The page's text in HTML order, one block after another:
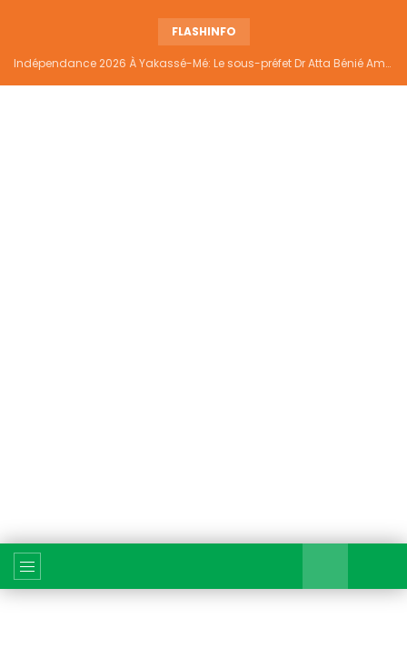
FLASHINFO
Indépendance 2026 À Yakassé-Mé: Le sous-préfet Dr Atta Bénié Amédé appelle à l’unité, à la sécurité et au développement